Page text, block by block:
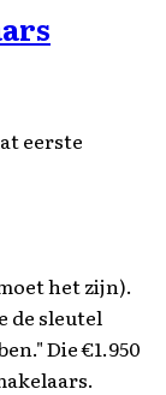
eerste
het zijn).
de sleutel
Die €1.950